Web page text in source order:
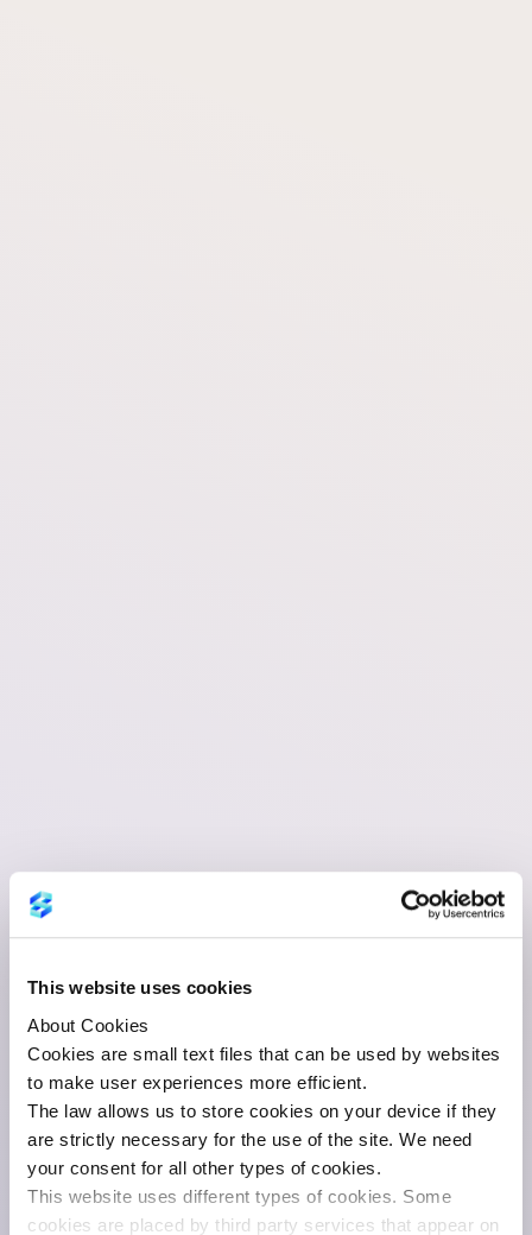
This website uses cookies
About Cookies
Cookies are small text files that can be used by websites
to make user experiences more efficient.
The law allows us to store cookies on your device if they
are strictly necessary for the use of the site. We need
your consent for all other types of cookies.
This website uses different types of cookies. Some
cookies are placed by third party services that appear on